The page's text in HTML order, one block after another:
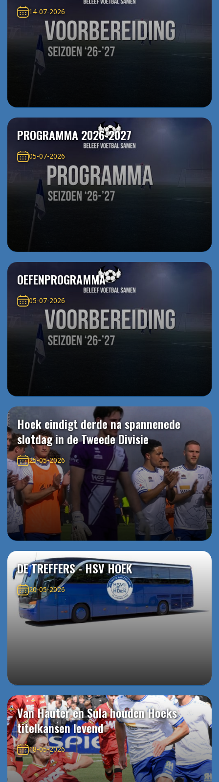
14-07-2026
PROGRAMMA 2026-2027
05-07-2026
OEFENPROGRAMMA
05-07-2026
Hoek eindigt derde na spannenede
slotdag in de Tweede Divisie
25-05-2026
DE TREFFERS - HSV HOEK
20-05-2026
Van Hauter en Sula houden Hoeks
titelkansen levend
18-05-2026